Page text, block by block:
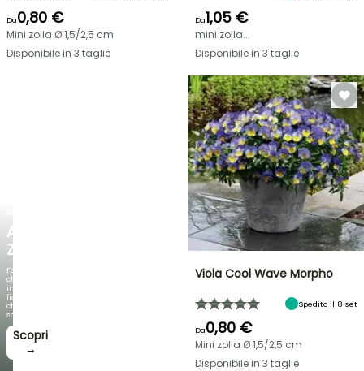
AGAPANTHUS
ZAMBEZI
Fogliami
che
incantano,
fioriture
che
sorprendono!
Scopri
→
Da0,80 €
Mini zolla Ø 1,5/2,5 cm
Disponibile in 3 taglie
Da1,05 €
mini zolla...
Disponibile in 3 taglie
Viola Cool Wave Morpho
Spedito il 8 set
Da0,80 €
Mini zolla Ø 1,5/2,5 cm
Disponibile in 3 taglie